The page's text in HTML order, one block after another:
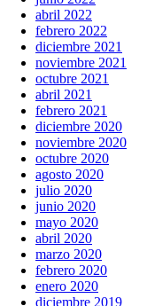
abril 2022
febrero 2022
diciembre 2021
noviembre 2021
octubre 2021
abril 2021
febrero 2021
diciembre 2020
noviembre 2020
octubre 2020
agosto 2020
julio 2020
junio 2020
mayo 2020
abril 2020
marzo 2020
febrero 2020
enero 2020
diciembre 2019